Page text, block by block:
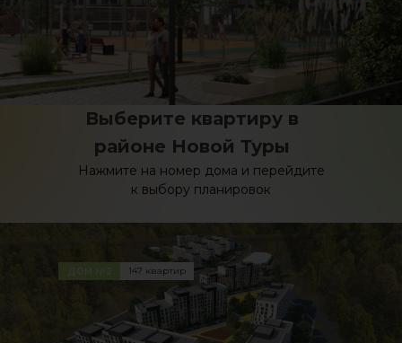
Выберите квартиру в
районе Новой Туры
Нажмите на номер дома и перейдите
к выбору планировок
ДОМ №2 147 квартир